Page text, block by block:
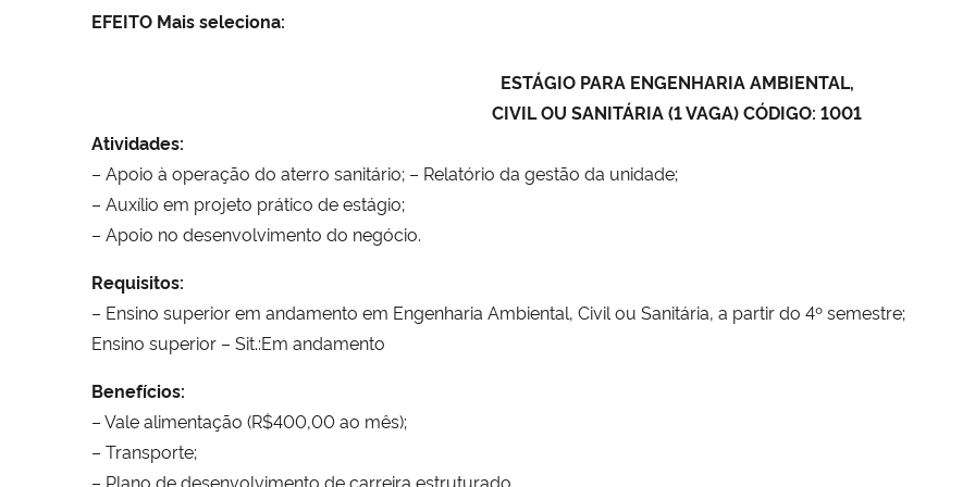
EFEITO Maisseleciona:
ESTÁGIO PARA ENGENHARIA AMBIENTAL,
CIVIL OU SANITÁRIA (1 VAGA) CÓDIGO: 1001
Atividades:
– Apoio à operação do aterro sanitário; – Relatório da gestão da unidade;
– Auxílio em projeto prático de estágio;
– Apoio no desenvolvimento do negócio.
Requisitos:
– Ensino superior em andamento em Engenharia Ambiental, Civil ou Sanitária, a partir do 4º semestre;
Ensino superior – Sit.:Em andamento
Benefícios:
– Vale alimentação (R$400,00 ao mês);
– Transporte;
– Plano de desenvolvimento de carreira estruturado.